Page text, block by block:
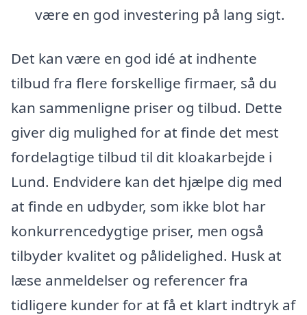
være en god investering på lang sigt.
Det kan være en god idé at indhente
tilbud fra flere forskellige firmaer, så du
kan sammenligne priser og tilbud. Dette
giver dig mulighed for at finde det mest
fordelagtige tilbud til dit kloakarbejde i
Lund. Endvidere kan det hjælpe dig med
at finde en udbyder, som ikke blot har
konkurrencedygtige priser, men også
tilbyder kvalitet og pålidelighed. Husk at
læse anmeldelser og referencer fra
tidligere kunder for at få et klart indtryk af